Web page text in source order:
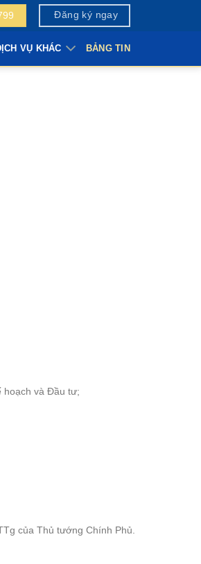
Đăng ký ngay
VỤ KHÁC BẢNG TIN
hoạch và Đầu tư;
của Thủ tướng Chính Phủ.